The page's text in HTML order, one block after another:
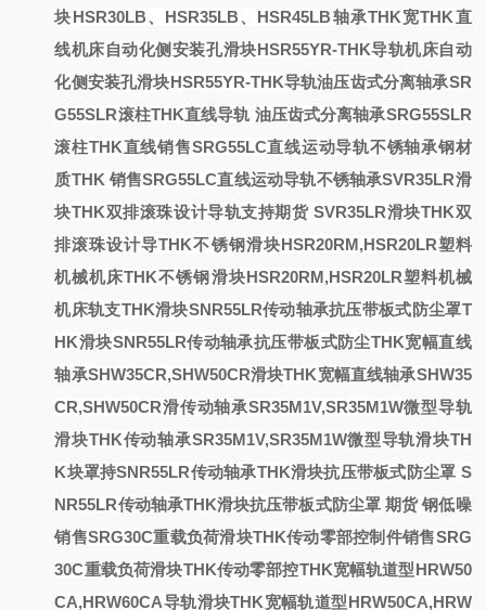
块HSR30LB、HSR35LB、HSR45LB轴承THK宽THK直
线机床自动化侧安装孔滑块HSR55YR-THK导轨机床自动
化侧安装孔滑块HSR55YR-THK导轨油压齿式分离轴承SR
G55SLR滚柱THK直线导轨 油压齿式分离轴承SRG55SLR
滚柱THK直线销售SRG55LC直线运动导轨不锈轴承钢材
质THK 销售SRG55LC直线运动导轨不锈轴承SVR35LR滑
块THK双排滚珠设计导轨支持期货 SVR35LR滑块THK双
排滚珠设计导THK不锈钢滑块HSR20RM,HSR20LR塑料
机械机床THK不锈钢滑块HSR20RM,HSR20LR塑料机械
机床轨支THK滑块SNR55LR传动轴承抗压带板式防尘罩T
HK滑块SNR55LR传动轴承抗压带板式防尘THK宽幅直线
轴承SHW35CR,SHW50CR滑块THK宽幅直线轴承SHW35
CR,SHW50CR滑传动轴承SR35M1V,SR35M1W微型导轨
滑块THK传动轴承SR35M1V,SR35M1W微型导轨滑块TH
K块罩持SNR55LR传动轴承THK滑块抗压带板式防尘罩 S
NR55LR传动轴承THK滑块抗压带板式防尘罩期货钢低噪
销售SRG30C重载负荷滑块THK传动零部控制件销售SRG
30C重载负荷滑块THK传动零部控THK宽幅轨道型HRW50
CA,HRW60CA导轨滑块THK宽幅轨道型HRW50CA,HRW